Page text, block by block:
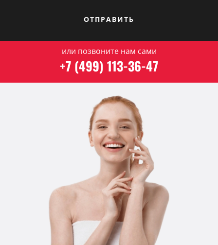
ОТПРАВИТЬ
или позвоните нам сами
+7 (499) 113-36-47